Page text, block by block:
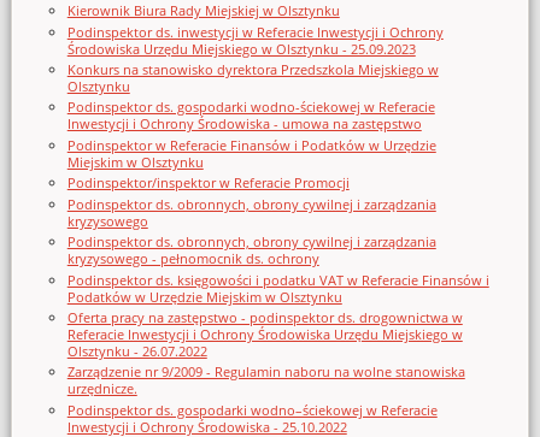
Kierownik Biura Rady Miejskiej w Olsztynku
Podinspektor ds. inwestycji w Referacie Inwestycji i Ochrony
Środowiska Urzędu Miejskiego w Olsztynku - 25.09.2023
Konkurs na stanowisko dyrektora Przedszkola Miejskiego w
Olsztynku
Podinspektor ds. gospodarki wodno-ściekowej w Referacie
Inwestycji i Ochrony Środowiska - umowa na zastępstwo
Podinspektor w Referacie Finansów i Podatków w Urzędzie
Miejskim w Olsztynku
Podinspektor/inspektor w Referacie Promocji
Podinspektor ds. obronnych, obrony cywilnej i zarządzania
kryzysowego
Podinspektor ds. obronnych, obrony cywilnej i zarządzania
kryzysowego - pełnomocnik ds. ochrony
Podinspektor ds. księgowości i podatku VAT w Referacie Finansów i
Podatków w Urzędzie Miejskim w Olsztynku
Oferta pracy na zastępstwo - podinspektor ds. drogownictwa w
Referacie Inwestycji i Ochrony Środowiska Urzędu Miejskiego w
Olsztynku - 26.07.2022
Zarządzenie nr 9/2009 - Regulamin naboru na wolne stanowiska
urzędnicze.
Podinspektor ds. gospodarki wodno–ściekowej w Referacie
Inwestycji i Ochrony Środowiska - 25.10.2022